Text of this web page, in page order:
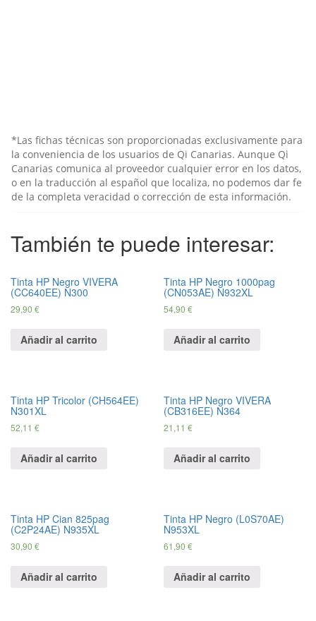
*Las fichas técnicas son proporcionadas exclusivamente para
la conveniencia de los usuarios de Qi Canarias. Aunque Qi
Canarias comunica al proveedor cualquier error en los datos,
o en la traducción al español que localiza, no podemos dar fe
de la completa veracidad o corrección de esta información.
También te puede interesar:
Tinta HP Negro VIVERA
(CC640EE) N300
29,90 €
Añadir al carrito
Tinta HP Negro 1000pag
(CN053AE) N932XL
54,90 €
Añadir al carrito
Tinta HP Tricolor (CH564EE)
N301XL
52,11 €
Añadir al carrito
Tinta HP Negro VIVERA
(CB316EE) N364
21,11 €
Añadir al carrito
Tinta HP Cian 825pag
(C2P24AE) N935XL
30,90 €
Añadir al carrito
Tinta HP Negro (L0S70AE)
N953XL
61,90 €
Añadir al carrito